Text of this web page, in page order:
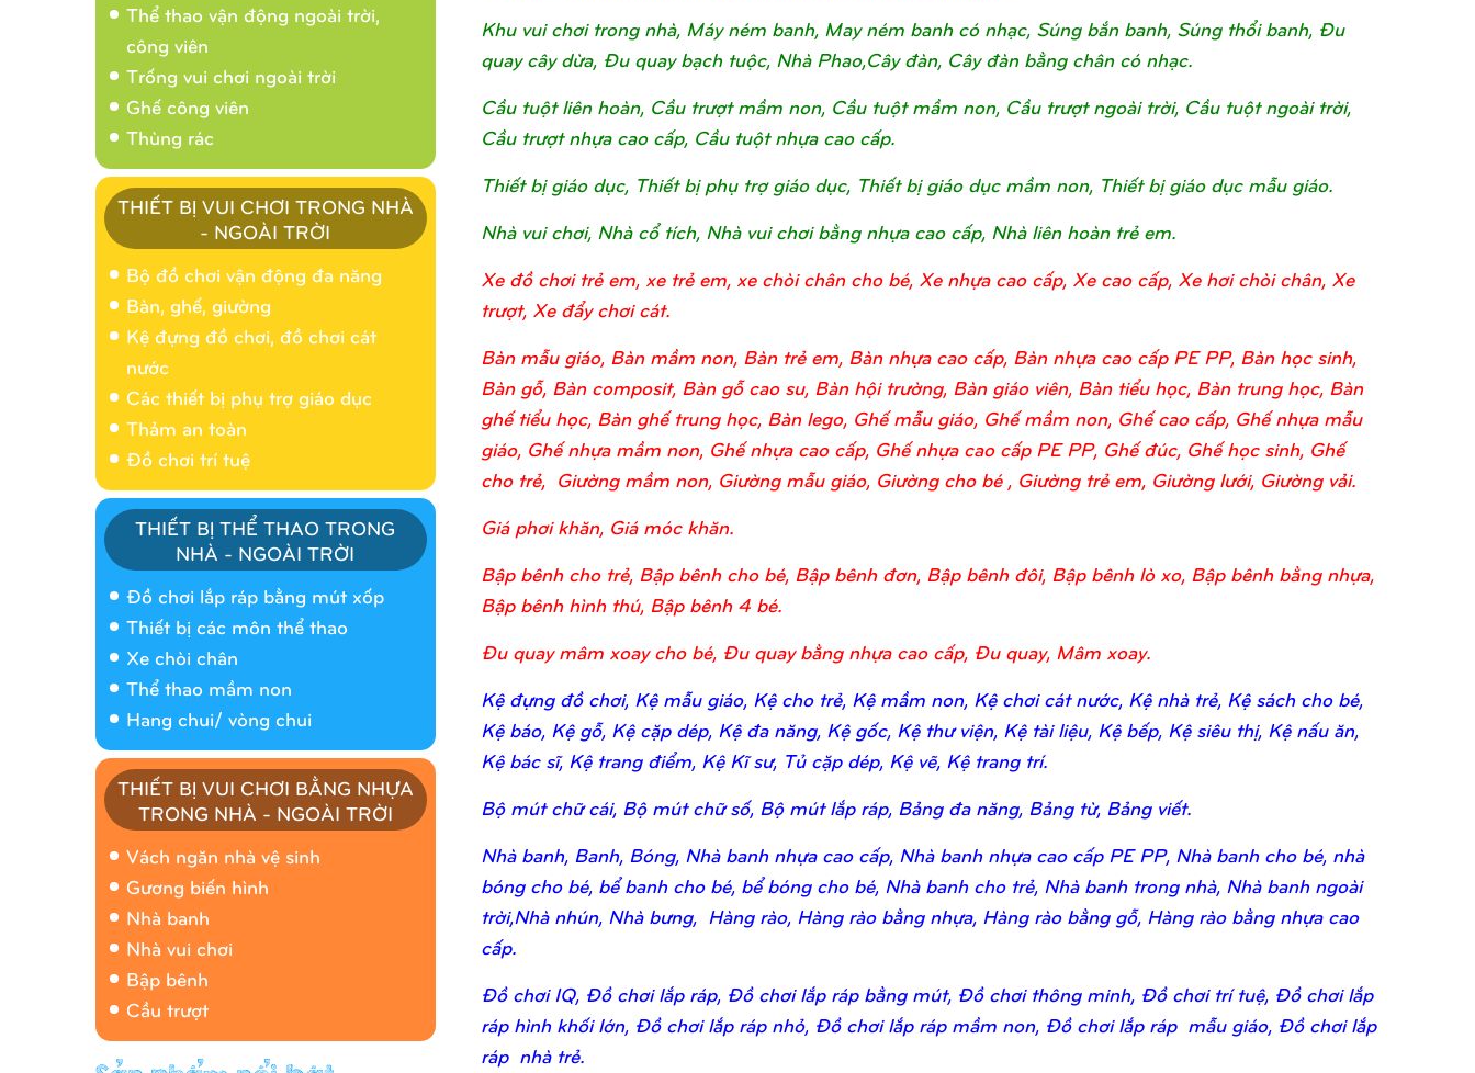
Thể thao vận động ngoài trời,
công viên
Trống vui chơi ngoài trời
Ghế công viên
Thùng rác
THIẾT BỊ VUI CHƠI TRONG NHÀ
- NGOÀI TRỜI
Bộ đồ chơi vận động đa năng
Bàn, ghế, giường
Kệ đựng đồ chơi, đồ chơi cát
nước
Các thiết bị phụ trợ giáo dục
Thảm an toàn
Đồ chơi trí tuệ
THIẾT BỊ THỂ THAO TRONG
NHÀ - NGOÀI TRỜI
Đồ chơi lắp ráp bằng mút xốp
Thiết bị các môn thể thao
Xe chòi chân
Thể thao mầm non
Hang chui/ vòng chui
THIẾT BỊ VUI CHƠI BẰNG NHỰA
TRONG NHÀ - NGOÀI TRỜI
Vách ngăn nhà vệ sinh
Gương biến hình
Nhà banh
Nhà vui chơi
Bập bênh
Cầu trượt
Nhà banh 9H5404
Nhà banh 9H5408
Khu vui chơi trong nhà, Máy ném banh, May ném banh có nhạc, Súng bắn banh, Súng thổi banh, Đu
quay cây dừa, Đu quay bạch tuộc, Nhà Phao,Cây đàn, Cây đàn bằng chân có nhạc.
Cầu tuột liên hoàn, Cầu trượt mầm non, Cầu tuột mầm non, Cầu trượt ngoài trời, Cầu tuột ngoài trời,
Cầu trượt nhựa cao cấp, Cầu tuột nhựa cao cấp.
Thiết bị giáo dục, Thiết bị phụ trợ giáo dục, Thiết bị giáo dục mầm non, Thiết bị giáo dục mẫu giáo.
Nhà vui chơi, Nhà cổ tích, Nhà vui chơi bằng nhựa cao cấp, Nhà liên hoàn trẻ em.
Xe đồ chơi trẻ em, xe trẻ em, xe chòi chân cho bé, Xe nhựa cao cấp, Xe cao cấp, Xe hơi chòi chân, Xe
trượt, Xe đẩy chơi cát.
Bàn mẫu giáo, Bàn mầm non, Bàn trẻ em, Bàn nhựa cao cấp, Bàn nhựa cao cấp PE PP, Bàn học sinh,
Bàn gỗ, Bàn composit, Bàn gỗ cao su, Bàn hội trường, Bàn giáo viên, Bàn tiểu học, Bàn trung học, Bàn
ghế tiểu học, Bàn ghế trung học, Bàn lego, Ghế mẫu giáo, Ghế mầm non, Ghế cao cấp, Ghế nhựa mẫu
giáo, Ghế nhựa mầm non, Ghế nhựa cao cấp, Ghế nhựa cao cấp PE PP, Ghế đúc, Ghế học sinh, Ghế
cho trẻ, Giường mầm non, Giường mẫu giáo, Giường cho bé , Giường trẻ em, Giường lưới, Giường vải.
Giá phơi khăn, Giá móc khăn.
Bập bênh cho trẻ, Bập bênh cho bé, Bập bênh đơn, Bập bênh đôi, Bập bênh lò xo, Bập bênh bằng nhựa,
Bập bênh hình thú, Bập bênh 4 bé.
Đu quay mâm xoay cho bé, Đu quay bằng nhựa cao cấp, Đu quay, Mâm xoay.
Kệ đựng đồ chơi, Kệ mẫu giáo, Kệ cho trẻ, Kệ mầm non, Kệ chơi cát nước, Kệ nhà trẻ, Kệ sách cho bé,
Kệ báo, Kệ gỗ, Kệ cặp dép, Kệ đa năng, Kệ gốc, Kệ thư viện, Kệ tài liệu, Kệ bếp, Kệ siêu thị, Kệ nấu ăn,
Kệ bác sĩ, Kệ trang điểm, Kệ Kĩ sư, Tủ cặp dép, Kệ vẽ, Kệ trang trí.
Bộ mút chữ cái, Bộ mút chữ số, Bộ mút lắp ráp, Bảng đa năng, Bảng từ, Bảng viết.
Nhà banh, Banh, Bóng, Nhà banh nhựa cao cấp, Nhà banh nhựa cao cấp PE PP, Nhà banh cho bé, nhà
bóng cho bé, bể banh cho bé, bể bóng cho bé, Nhà banh cho trẻ, Nhà banh trong nhà, Nhà banh ngoài
trời,Nhà nhún, Nhà bưng, Hàng rào, Hàng rào bằng nhựa, Hàng rào bằng gỗ, Hàng rào bằng nhựa cao
cấp.
Đồ chơi IQ, Đồ chơi lắp ráp, Đồ chơi lắp ráp bằng mút, Đồ chơi thông minh, Đồ chơi trí tuệ, Đồ chơi lắp
ráp hình khối lớn, Đồ chơi lắp ráp nhỏ, Đồ chơi lắp ráp mầm non, Đồ chơi lắp ráp mẫu giáo, Đồ chơi lắp
ráp nhà trẻ.